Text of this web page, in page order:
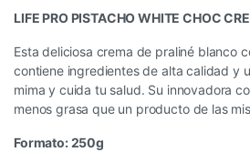
LIFE PRO PISTACHO WHITE CHOC
Esta deliciosa crema de praliné blanco
contiene ingredientes de alta calidad y
mima y cuida tu salud. Su innovadora
menos grasa que un producto de las
Formato: 250g